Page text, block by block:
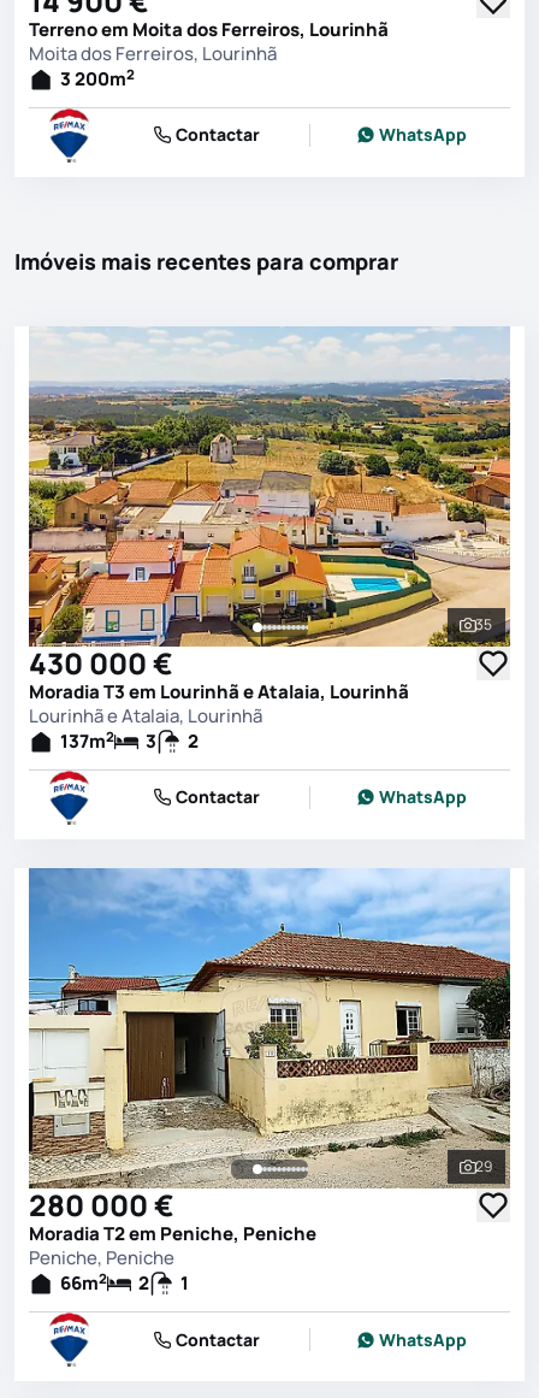
Terreno em Moita dos Ferreiros, Lourinhã
Moita dos Ferreiros, Lourinhã
3 200m2
Contactar WhatsApp
Imóveis mais recentes para comprar
Ver
35
430 000 €
Moradia T3 em Lourinhã e Atalaia, Lourinhã
Lourinhã e Atalaia, Lourinhã
137m2 3 2
Contactar WhatsApp
Ver
29
280 000 €
Moradia T2 em Peniche, Peniche
Peniche, Peniche
66m2 2 1
Contactar WhatsApp